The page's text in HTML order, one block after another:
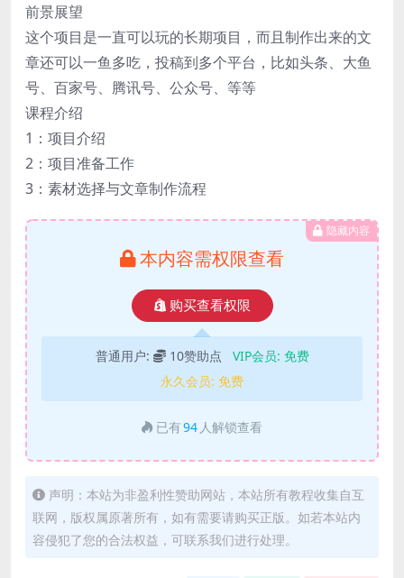
前景展望
这个项目是一直可以玩的长期项目，而且制作出来的文
章还可以一鱼多吃，投稿到多个平台，比如头条、大鱼
号、百家号、腾讯号、公众号、等等
课程介绍
1：项目介绍
2：项目准备工作
3：素材选择与文章制作流程
隐藏内容
本内容需权限查看
购买查看权限
普通用户: 10赞助点 VIP会员: 免费
永久会员: 免费
已有94 人解锁查看
声明：本站为非盈利性赞助网站，本站所有教程收集自互
联网，版权属原著所有，如有需要请购买正版。如若本站内
容侵犯了您的合法权益，可联系我们进行处理。